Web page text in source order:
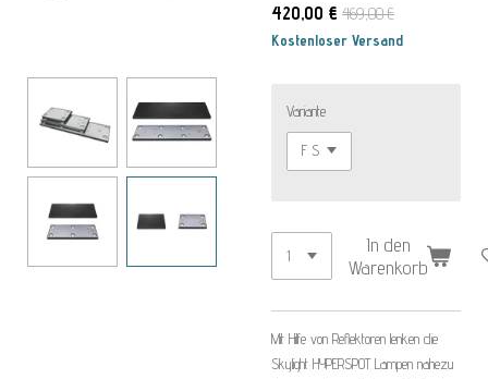
420,00 € 469,00 €
Kostenloser Versand
Variante
In den
Warenkorb
Mit Hilfe von Reflektoren lenken die
Skylight HYPERSPOT Lampen nahezu